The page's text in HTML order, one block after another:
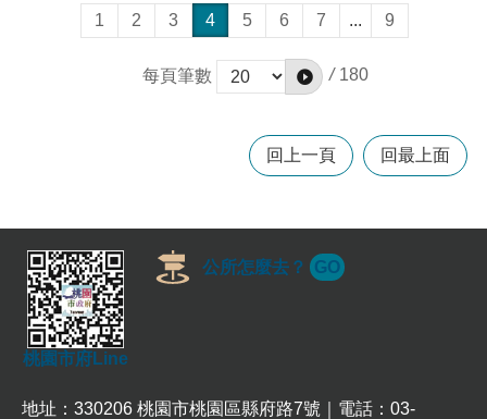
1 2 3 4 5 6 7 ... 9
每頁筆數 / 180
回上一頁 回最上面
桃園市府Line
公所怎麼去？ GO
地址：330206 桃園市桃園區縣府路7號｜電話：03-